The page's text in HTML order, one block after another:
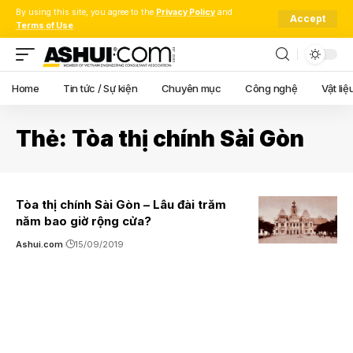
By using this site, you agree to the Privacy Policy and
Terms of Use.
Accept
Home Tin tức / Sự kiện Chuyên mục Công nghệ Vật
Thẻ: Tòa thị chính Sài Gòn
Tòa thị chính Sài Gòn – Lâu đài trăm
năm bao giờ rộng cửa?
Ashui.com 15/09/2019